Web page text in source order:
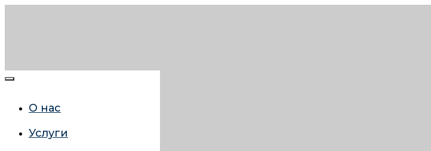
О нас
Услуги